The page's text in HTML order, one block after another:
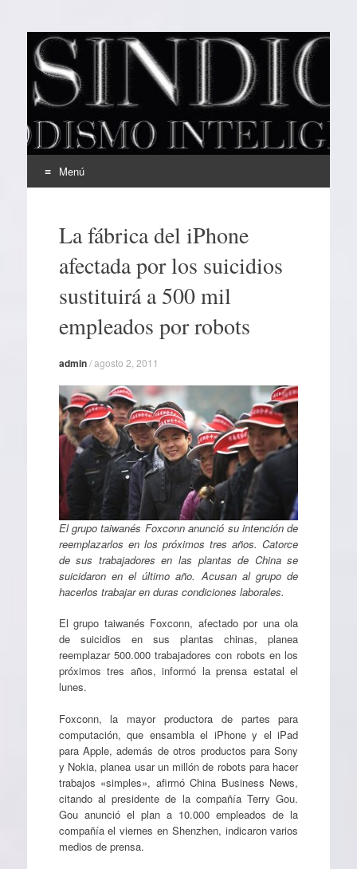
EL SINDICAL
Periodismo Inteligente
Menú
contenidoLa fábrica del iPhone
afectada por los suicidios
sustituirá a 500 mil
empleados por robots
admin/agosto 2, 2011
El grupo taiwanés Foxconn anunció su intención de
reemplazarlos en los próximos tres años. Catorce
de sus trabajadores en las plantas de China se
suicidaron en el último año. Acusan al grupo de
hacerlos trabajar en duras condiciones laborales.
El grupo taiwanés Foxconn, afectado por una ola
de suicidios en sus plantas chinas, planea
reemplazar 500.000 trabajadores con robots en los
próximos tres años, informó la prensa estatal el
lunes.
Foxconn, la mayor productora de partes para
computación, que ensambla el iPhone y el iPad
para Apple, además de otros productos para Sony
y Nokia, planea usar un millón de robots para hacer
trabajos «simples», afirmó China Business News,
citando al presidente de la compañía Terry Gou.
Gou anunció el plan a 10.000 empleados de la
compañía el viernes en Shenzhen, indicaron varios
medios de prensa.